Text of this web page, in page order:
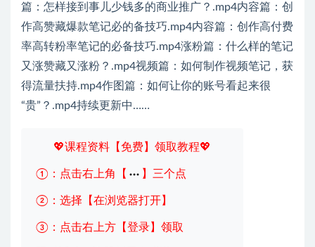
篇：怎样接到事儿少钱多的商业推广？.mp4内容篇：创
作高赞藏爆款笔记必的备技巧.mp4内容篇：创作高付费
率高转粉率笔记的必备技巧.mp4涨粉篇：什么样的笔记
又涨赞藏又涨粉？.mp4视频篇：如何制作视频笔记，获
得流量扶持.mp4作图篇：如何让你的账号看起来很
“贵”？.mp4持续更新中……
💖课程资料【免费】领取教程💖
①：点击右上角【 】三个点
②：选择【在浏览器打开】
③：点击右上方【登录】领取